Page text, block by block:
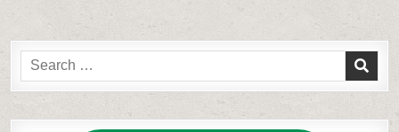
Search
for: